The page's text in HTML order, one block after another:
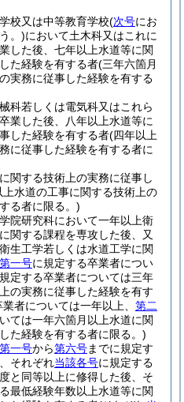
校又は中等教育学校(次号にお
。)において土木科又はこれに
した後、七年以上水道等に関
た経験を有する者(三年六箇月
実務に従事した経験を有する
科若しくは電気科又はこれら
業した後、八年以上水道等に
した経験を有する者(四年以上
に従事した経験を有する者に
関する技術上の実務に従事し
上水道の工事に関する技術上の
る者に限る。)
院研究科において一年以上衛
関する課程を専攻した後、又
生工学若しくは水道工学に関
第一号に規定する卒業者につい
定する卒業者については三年
の実務に従事した経験を有す
者については一年以上、 第二
ては一年六箇月以上水道に関
た経験を有する者に限る。)
第一号から第六号までに規定す
それぞれ当該各号に規定する
と同等以上に修得した後、そ
最低経験年数以上水道等に関